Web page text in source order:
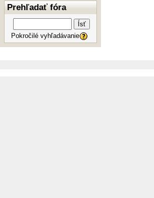
Prehľadať fóra
Ísť
Pokročilé vyhľadávanie